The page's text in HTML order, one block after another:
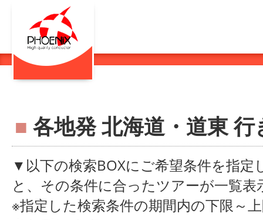
■ 各地発 北海道・道東 行
▼以下の検索BOXにご希望条件を指定
と、その条件に合ったツアーが一覧表
※指定した検索条件の期間内の下限～